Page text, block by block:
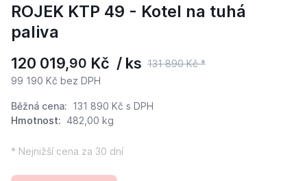
ROJEK KTP 49 - Kotel na tuhá
paliva
120 019,90 Kč / ks 131 890 Kč *
99 190 Kč bez DPH
Běžná cena: 131 890 Kč s DPH
Hmotnost: 482,00 kg
* Nejnižší cena za 30 dní